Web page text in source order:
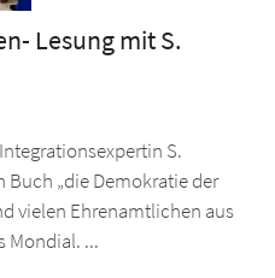
Lesung mit S.
S.
„die Demokratie der
vielen Ehrenamtlichen aus
Mondial. ...